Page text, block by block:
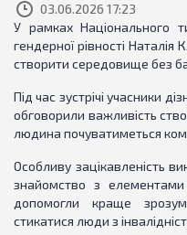
03.06.2026 17:23
У рамках Національного
гендерної рівності
створити середовище без
Під час зустрічі учасники
обговорили важливість
людина почуватиметься
Особливу зацікавленість
знайомство з елементами
допомогли краще
стикатися люди з